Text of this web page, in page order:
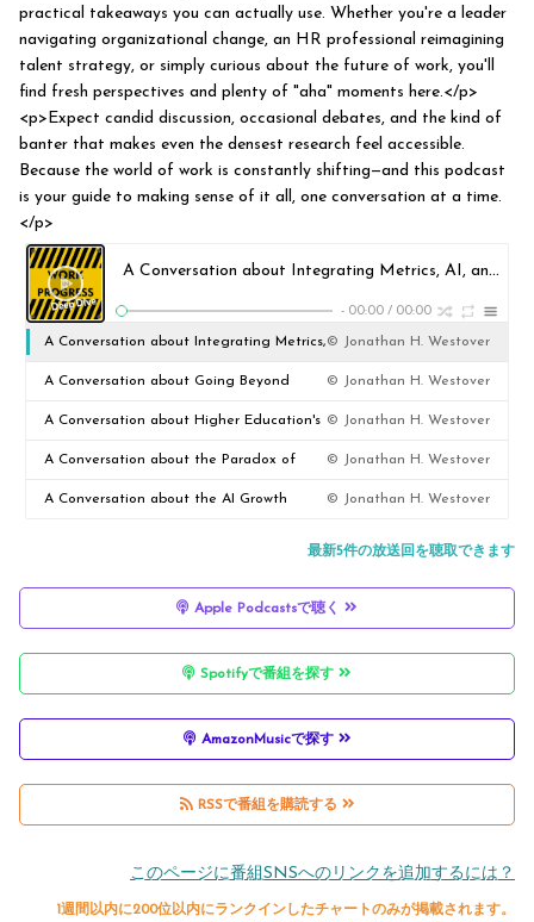
practical takeaways you can actually use. Whether you're a leader
navigating organizational change, an HR professional reimagining
talent strategy, or simply curious about the future of work, you'll
find fresh perspectives and plenty of "aha" moments here.</p>
<p>Expect candid discussion, occasional debates, and the kind of
banter that makes even the densest research feel accessible.
Because the world of work is constantly shifting—and this podcast
is your guide to making sense of it all, one conversation at a time.
</p>
A Conversation about Integrating Metrics, AI, and Empathy
- 00:00 / 00:00
A Conversation about Integrating Metrics,
AI, and Empathy
© Jonathan H. Westover
A Conversation about Going Beyond
Engineers: The Diffusion of Agentic AI in
Enterprise
© Jonathan H. Westover
A Conversation about Higher Education's
Hidden Crisis: Bullying and Institutional
Reform
© Jonathan H. Westover
A Conversation about the Paradox of
Emotional Intelligence in Toxic
© Jonathan H. Westover
A Conversation about the AI Growth © Jonathan H. Westover
最新5件の放送回を聴取できます
Apple Podcastsで聴く
Spotifyで番組を探す
AmazonMusicで探す
RSSで番組を購読する
このページに番組SNSへのリンクを追加するには？
1週間以内に200位以内にランクインしたチャートのみが掲載されます。